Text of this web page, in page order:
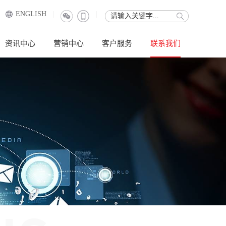
ENGLISH
资讯中心 营销中心 客户服务 联系我们